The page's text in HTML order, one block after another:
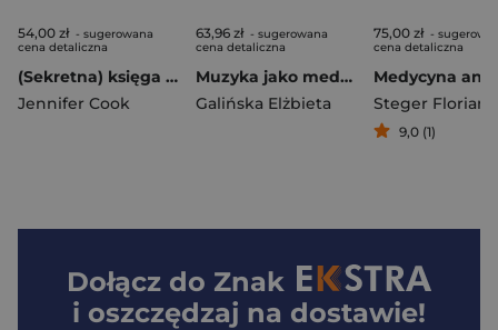
54,00 zł - sugerowana
cena detaliczna
(Sekretna) księga asperdzieciaka. Poradnik dla młodzieży w spektrum autyzmu. Wydanie drugie
Jennifer Cook
63,96 zł - sugerowana
cena detaliczna
Muzyka jako medium terapeutyczne. Muzyka metaforą człowieka, jego życia i choroby (perspektywa własnych doświadczeń klinicznych)
Galińska Elżbieta
75,00 zł -
cena detaliczna
Steger Florian
9,0 (1)
Dołącz do Znak
i oszczędzaj na dostawie!